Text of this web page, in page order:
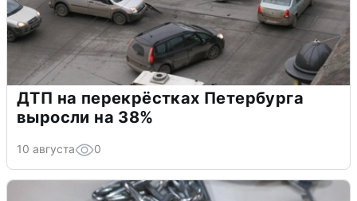
ДТП на перекрёстках Петербурга
выросли на 38%
10 августа 0